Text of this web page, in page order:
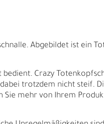
R
Abgebildet ist ein
Crazy
trotzdem nicht steif.
mehr von Ihrem